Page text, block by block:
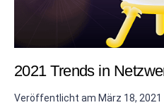
2021 Trends in
Veröffentlicht am März 18, 2021